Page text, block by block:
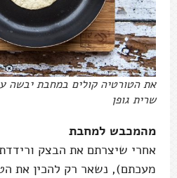
את הטורטיה קולים במחבת יבשה
שרית גופן
מהמכבש למחבת
אחרי שיצרתם את הבצק
מעכתם), נשאר רק להכין את